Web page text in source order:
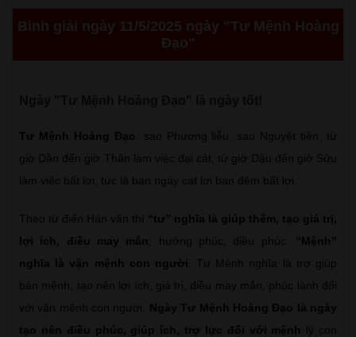
Bình giải ngày 11/5/2025 ngày "Tư Mệnh Hoàng
Đạo"
Tư Mệnh Hoàng Đạo : sao Phượng liễu, sao Nguyệt tiên, từ
giờ Dần đến giờ Thân làm việc đại cát, từ giờ Dậu đến giờ Sửu
làm việc bất lợi, tức là ban ngày cát lợi ban đêm bất lợi.
Theo từ điển Hán văn thì “tư” nghĩa là giúp thêm, tạo giá trị,
lợi ích, điều may mắn
, hưởng phúc, điều phúc. “Mệnh”
nghĩa là vận mệnh con người
. Tư Mệnh nghĩa là trợ giúp
bản mệnh, tạo nên lợi ích, giá trị, điều may mắn, phúc lành đối
với vận mệnh con người. Ngày Tư Mệnh Hoàng Đạo là ngày
tạo nên điều phúc, giúp ích, trợ lực đối với mệnh lý con